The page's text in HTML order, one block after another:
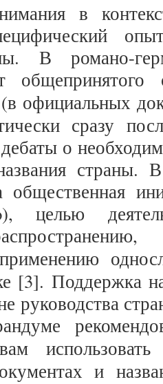
в
В романо-
общепринятого
официальных
сразу
о
общественная
целью
[3]. Поддержка
руководства
и